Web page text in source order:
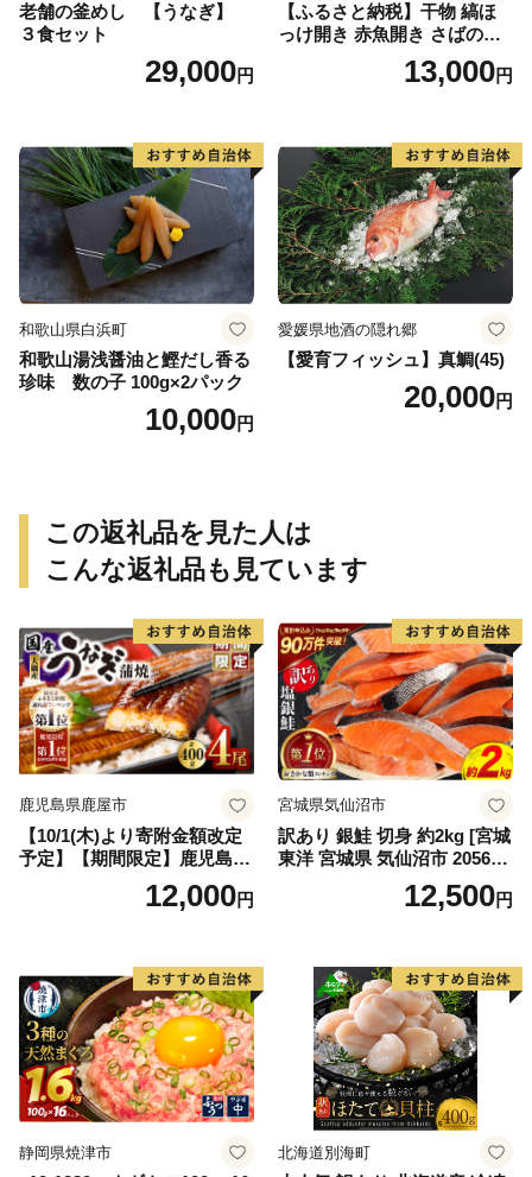
老舗の釜めし 【うなぎ】
３食セット
29,000円
【ふるさと納税】干物 縞ほ
っけ開き 赤魚開き さばの開
き 魚醤干し 3種 セット 詰め
合わせ 魚 おかず 肉厚 おいし
取り寄せグルメ 魚醤 ナンプ
ラー 愛知県 小牧市 冷凍 送料
無料
13,000円
和歌山県白浜町
和歌山湯浅醤油と鰹だし香る
珍味 数の子 100g×2パック
10,000円
愛媛県地酒の隠れ郷
【愛育フィッシュ】真鯛(45)
20,000円
この返礼品を見た人は
こんな返礼品も見ています
鹿児島県鹿屋市
【10/1(木)より寄附金額改定
予定】【期間限定】鹿児島県
大隅産うなぎ蒲焼4尾（400
g） KN007-02312,000円
宮城県気仙沼市
訳あり 銀鮭 切身 約2kg [宮城
東洋 宮城県 気仙沼市 205649
91] 鮭 魚介類 海鮮 訳アリ 規
格外 不揃い さけ サケ 鮭切身
切り身 魚 わけあり
12,500円
静岡県焼津市 北海道別海町